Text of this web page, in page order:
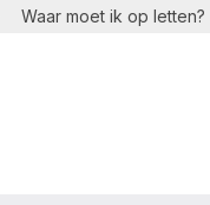
Waar moet ik op letten?